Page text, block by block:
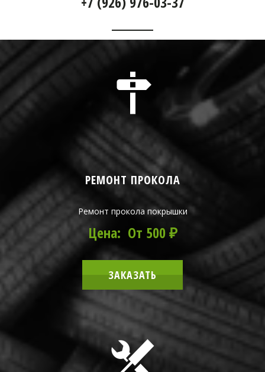
РЕМОНТ ПРОКОЛА
Ремонт прокола покрышки
Цена: От 500 ₽
ЗАКАЗАТЬ